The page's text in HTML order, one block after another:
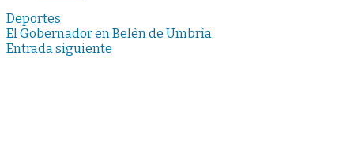
Deportes
Navegación
de
El Gobernador en Belèn de Umbrìa
Entrada siguiente